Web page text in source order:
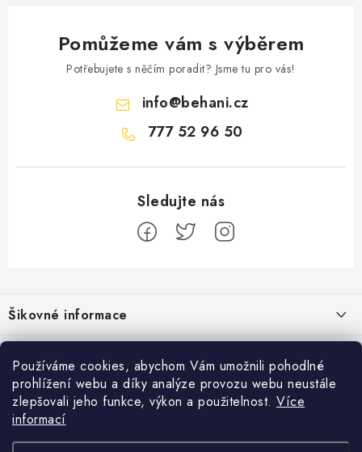
Používáme cookies, abychom Vám umožnili pohodlné
prohlížení webu a díky analýze provozu webu neustále
zlepšovali jeho funkce, výkon a použitelnost. Více
informací
Pomůžeme vám s výběrem
Potřebujete s něčím poradit? Jsme tu pro vás!
info@behani.cz
777 52 96 50
á
p
a
Šikovné informace
Ceník dopravy
Moje objednávka
Jak vyměnit nebo vrátit zboží
Jak reklamovat
Běžecké zajímavosti
Bolest holeně nemusí znamenat zánět okostice
Jak běhat s rychlejším parťákem
Přijímáme online platby
Facebook